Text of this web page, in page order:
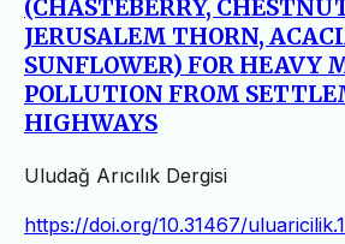
(CHASTEBERRY,
JERUSALEM THORN,
SUNFLOWER) FOR HEAVY
POLLUTION FROM
HIGHWAYS
Uludağ Arıcılık Dergisi
https://doi.org/10.31467/